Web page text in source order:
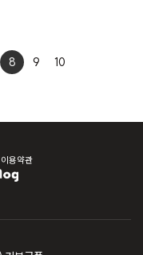
8 9 10
용약관